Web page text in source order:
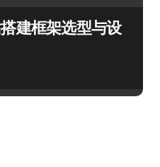
建框架选型与设